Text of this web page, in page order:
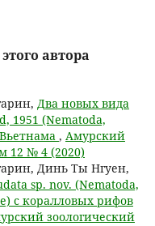
автора
Два новых вида
1951 (Nematoda,
, Амурский
12 № 4 (2020)
Динь Ты Нгуен,
sp. nov. (Nematoda,
с коралловых рифов
зоологический